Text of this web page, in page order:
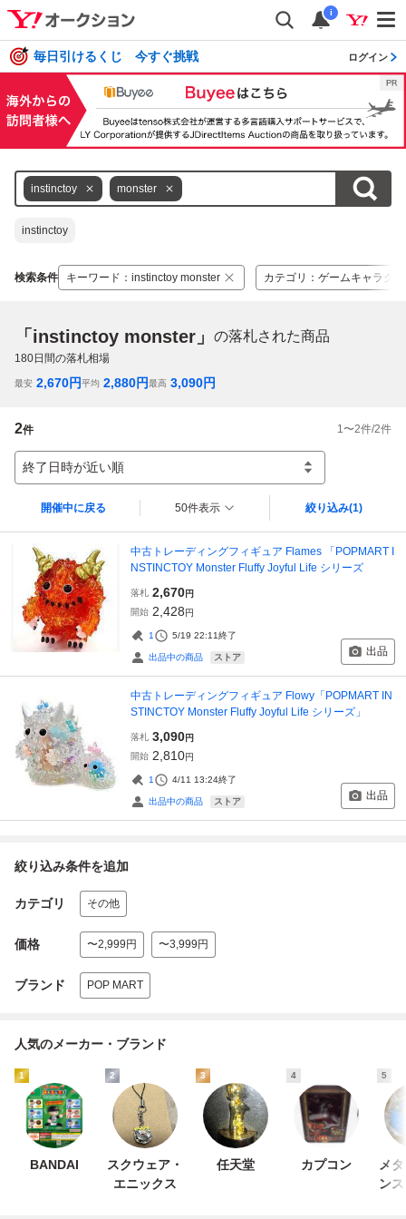
i
毎日引けるくじ 今すぐ挑戦 ログイン
instinctoy monster
instinctoy
検索条件 キーワード ： instinctoy monster カテゴリ ： ゲームキャラク
「instinctoy monster」 の落札された商品
180日間の落札相場
最安 2,670円平均 2,880円最高 3,090円
2件 1 〜2件/2件
終了日時が近い順
開催中に戻る 50件表示 絞り込み(1)
中古トレーディングフィギュア Flames 「POPMART I
NSTINCTOY Monster Fluffy Joyful Life シリーズ
落札 2,670円
開始 2,428円
1 5/19 22:11終了
出品中の商品 ストア 出品
中古トレーディングフィギュア Flowy「POPMART IN
STINCTOY Monster Fluffy Joyful Life シリーズ」
落札 3,090円
開始 2,810円
1 4/11 13:24終了
出品中の商品 ストア 出品
絞り込み条件を追加
カテゴリ その他
価格 〜2,999円 〜3,999円
ブランド POP MART
人気のメーカー・ブランド
1
BANDAI
2
スクウェア・
エニックス
3
任天堂
4
カプコン
5
メ
ン